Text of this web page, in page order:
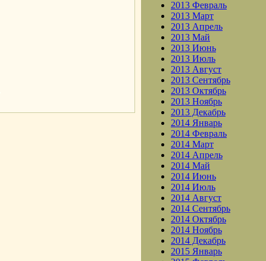
2013 Февраль
2013 Март
2013 Апрель
2013 Май
2013 Июнь
2013 Июль
2013 Август
2013 Сентябрь
2013 Октябрь
2013 Ноябрь
2013 Декабрь
2014 Январь
2014 Февраль
2014 Март
2014 Апрель
2014 Май
2014 Июнь
2014 Июль
2014 Август
2014 Сентябрь
2014 Октябрь
2014 Ноябрь
2014 Декабрь
2015 Январь